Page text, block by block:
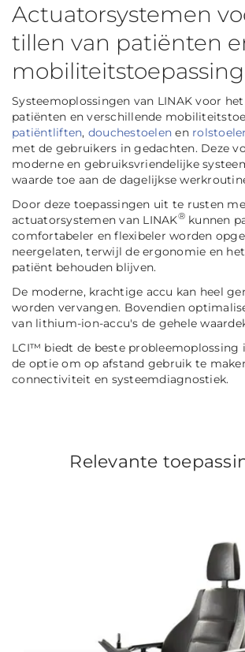
Actuatorsystemen
tillen van patiënten
Systeemoplossingen van LINAK voor
patiënten en verschillende
patiëntliften, douchestoelen en
met de gebruikers in gedachten. Deze
moderne en gebruiksvriendelijke
waarde toe aan de dagelijkse
Door deze toepassingen uit te rusten
actuatorsystemen van LINAK®kunnen
comfortabeler en flexibeler worden
neergelaten, terwijl de ergonomie en
patiënt behouden blijven.
De moderne, krachtige accu kan heel
worden vervangen. Bovendien
van lithium-ion-accu's de gehele
LCI™ biedt de beste probleemoplossing
de optie om op afstand gebruik te
connectiviteit en systeemdiagnostiek.
Relevante